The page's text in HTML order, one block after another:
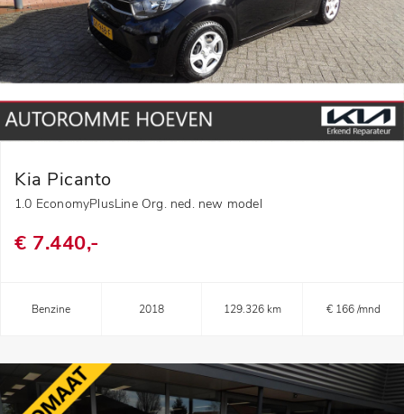
Kia Picanto
1.0 EconomyPlusLine Org. ned. new model
€ 7.440,-
Benzine 2018 129.326 km € 166 /mnd